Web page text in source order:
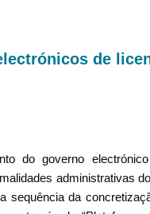
de
do governo
administrativas
sequência da